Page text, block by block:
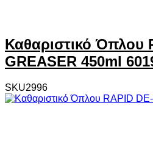
Καθαριστικό Όπλου
GREASER 450ml
SKU2996